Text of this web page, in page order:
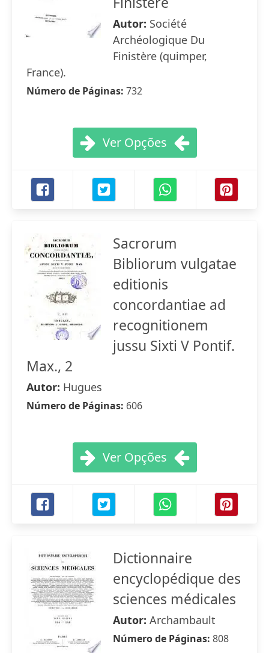
Autor: Société
Archéologique Du
Finistère (quimper,
France).
Número de Páginas: 732
Ver Opções
Sacrorum
Bibliorum vulgatae
editionis
concordantiae ad
recognitionem
jussu Sixti V Pontif.
Max., 2
Autor: Hugues
Número de Páginas: 606
Ver Opções
Dictionnaire
encyclopédique des
sciences médicales
Autor: Archambault
Número de Páginas: 808